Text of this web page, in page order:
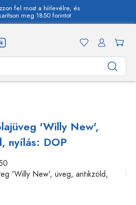
fel most a hírlevélre, és
meg 1850 forintot
'Willy New',
nyílás: DOP